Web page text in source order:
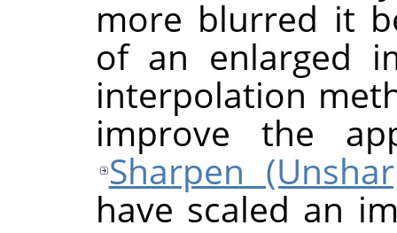
more blurred it
of an enlarged
interpolation
improve the
Sharpen
have scaled an